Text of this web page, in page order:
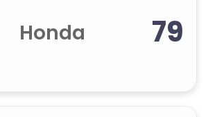
Honda 79